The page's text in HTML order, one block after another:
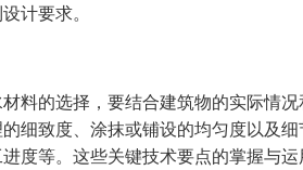
计要求。
料的选择，要结合建筑物的实际情
细致度、涂抹或铺设的均匀度以及
度等。这些关键技术要点的掌握与